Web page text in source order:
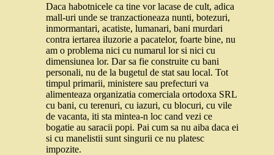
Daca habotnicele ca tine vor lacase de cult, adica
mall-uri unde se tranzactioneaza nunti, botezuri,
inmormantari, acatiste, lumanari, bani murdari
contra iertarea iluzorie a pacatelor, foarte bine, nu
am o problema nici cu numarul lor si nici cu
dimensiunea lor. Dar sa fie construite cu bani
personali, nu de la bugetul de stat sau local. Tot
timpul primarii, ministere sau prefecturi va
alimenteaza organizatia comerciala ortodoxa SRL
cu bani, cu terenuri, cu iazuri, cu blocuri, cu vile
de vacanta, iti sta mintea-n loc cand vezi ce
bogatie au saracii popi. Pai cum sa nu aiba daca ei
si cu manelistii sunt singurii ce nu platesc
impozite.